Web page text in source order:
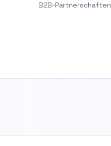
B2B-Partnerschaften